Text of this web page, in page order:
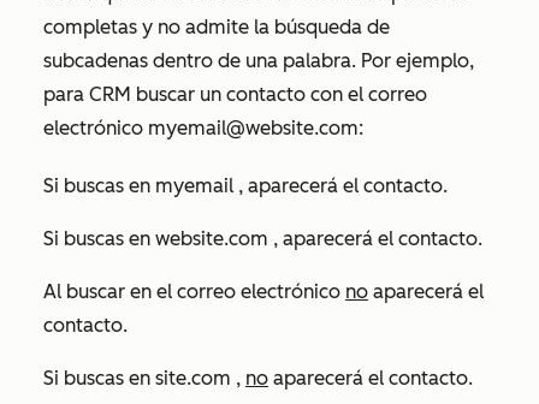
completas y no admite la búsqueda de
subcadenas dentro de una palabra. Por ejemplo,
para CRM buscar un contacto con el correo
electrónico myemail@website.com:
Si buscas en myemail , aparecerá el contacto.
Si buscas en website.com , aparecerá el contacto.
Al buscar en el correo electrónico no aparecerá el
contacto.
Si buscas en site.com , no aparecerá el contacto.